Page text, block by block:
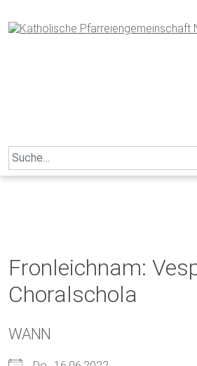
to
content
Search
for:
Fronleichnam:
Choralschola
WANN